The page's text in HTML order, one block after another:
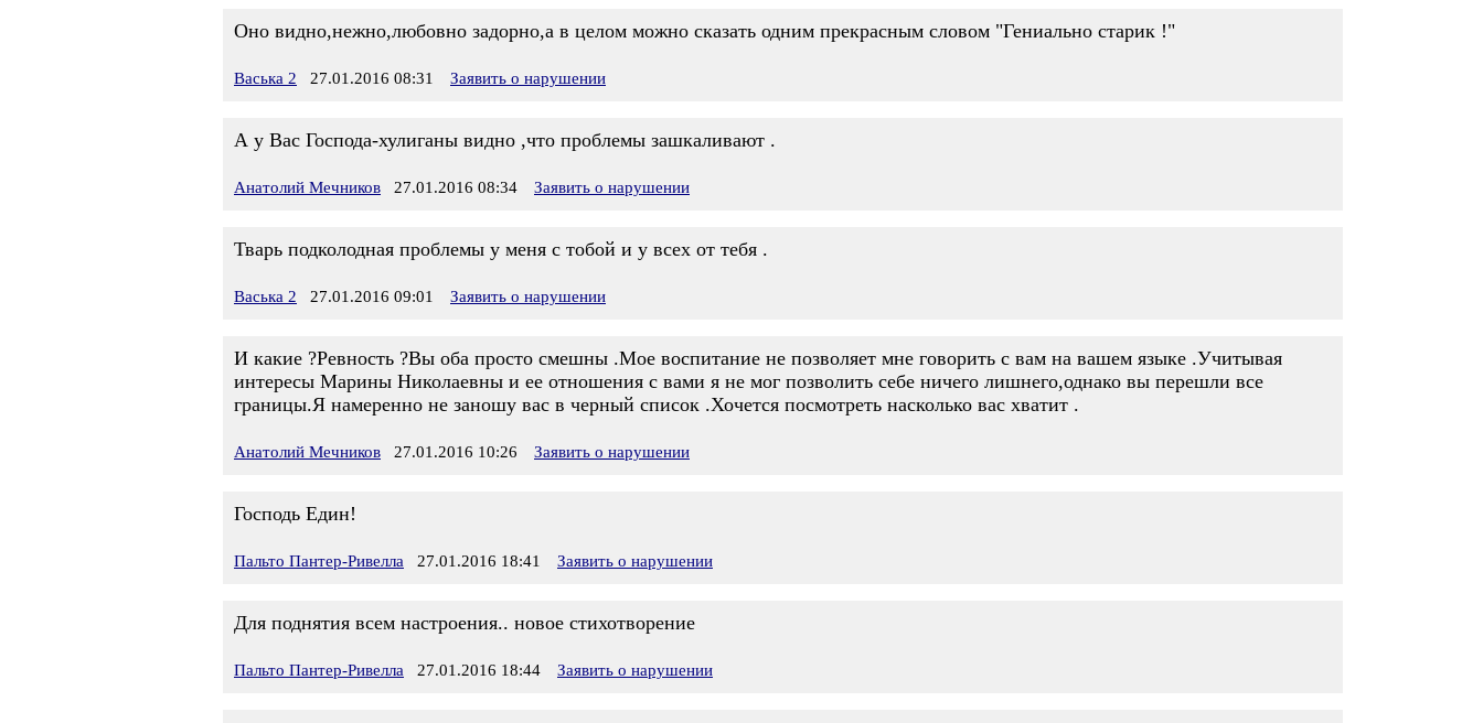
Оно видно,нежно,любовно задорно,а в целом можно сказать одним прекрасным словом "Гениально старик !"
Васька 2 27.01.2016 08:31 Заявить о нарушении
А у Вас Господа-хулиганы видно ,что проблемы зашкаливают .
Анатолий Мечников 27.01.2016 08:34 Заявить о нарушении
Тварь подколодная проблемы у меня с тобой и у всех от тебя .
Васька 2 27.01.2016 09:01 Заявить о нарушении
И какие ?Ревность ?Вы оба просто смешны .Мое воспитание не позволяет мне говорить с вам на вашем языке .Учитывая
интересы Марины Николаевны и ее отношения с вами я не мог позволить себе ничего лишнего,однако вы перешли все
границы.Я намеренно не заношу вас в черный список .Хочется посмотреть насколько вас хватит .
Анатолий Мечников 27.01.2016 10:26 Заявить о нарушении
Господь Един!
Пальто Пантер-Ривелла 27.01.2016 18:41 Заявить о нарушении
Для поднятия всем настроения.. новое стихотворение
Пальто Пантер-Ривелла 27.01.2016 18:44 Заявить о нарушении